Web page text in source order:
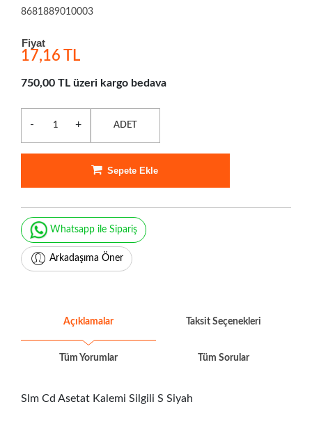
8681889010003
Fiyat
17,16 TL
750,00 TL üzeri kargo bedava
- + ADET
Sepete Ekle
Whatsapp ile Sipariş
Arkadaşıma Öner
Açıklamalar Taksit Seçenekleri
Tüm Yorumlar Tüm Sorular
Slm Cd Asetat Kalemi Silgili S Siyah